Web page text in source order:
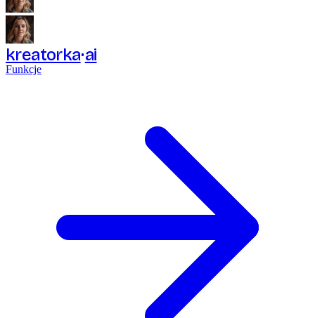
kreatorka ai
Funkcje